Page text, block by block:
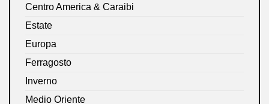
Centro America & Caraibi
Estate
Europa
Ferragosto
Inverno
Medio Oriente